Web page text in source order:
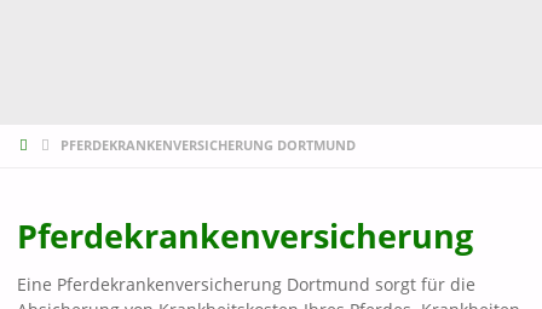
STARTPFERDEKRANKENVERSICHERUNG DORTMUND
Pferdekrankenversicherung
Eine Pferdekrankenversicherung Dortmund sorgt für die